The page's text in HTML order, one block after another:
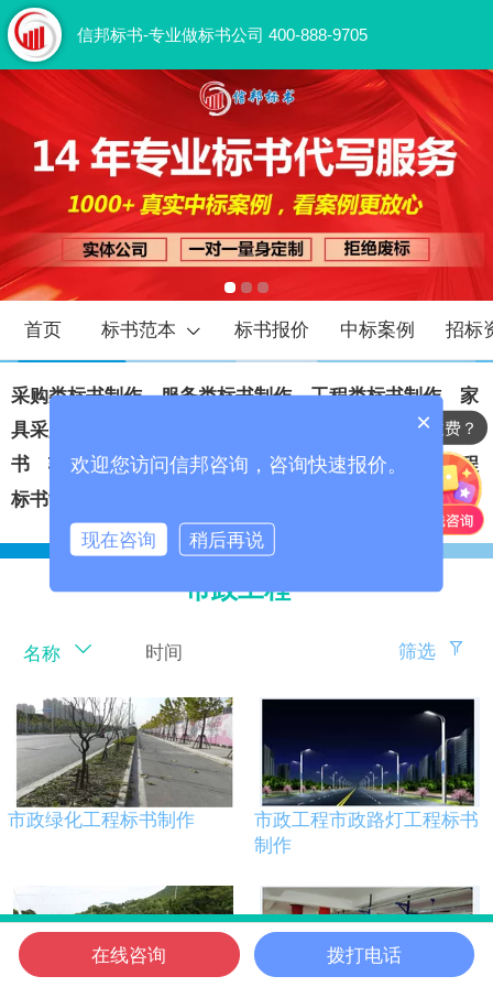
信邦标书-专业做标书公司 400-888-9705
首页 标书范本 标书报价 中标案例 招标
采购类标书‍制作‍服务类标书‍制作‍工程类标书‍制作
家
具采购标书制作
物业保洁服务标
书
软件项目投标书制作 通信工程标书制作‍
电力工程
标书制作
市政工程
名称 时间 筛选
市政绿化工程标书制作
市政工程市政路灯工程标书
制作
信邦首页 电话咨询 微信客服 在线咨询 信邦位置
标书代写怎么收费？
×
欢迎您访问信邦咨询，咨询快速报价。
现在咨询 稍后再说
在线咨询 拨打电话